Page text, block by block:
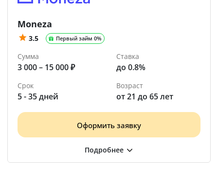
Moneza
3.5 Первый займ 0%
Сумма
3 000 – 15 000 ₽
Ставка
до 0.8%
Срок
5 - 35 дней
Возраст
от 21 до 65 лет
Оформить заявку